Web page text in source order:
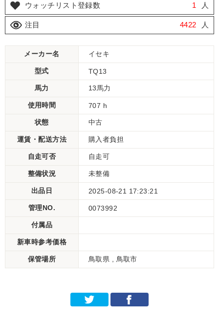
ウォッチリスト登録数 1 人
注目 4422 人
メーカー名 イセキ
型式 TQ13
馬力 13馬力
使用時間 707 h
状態 中古
運賃・配送方法 購入者負担
自走可否 自走可
整備状況 未整備
出品日 2025-08-21 17:23:21
管理NO. 0073992
付属品
新車時参考価格
保管場所 鳥取県 , 鳥取市